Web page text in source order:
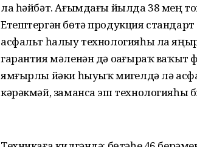
ла һәйбәт. Ағымдағы йылда 38 мең
Етештергән бөтә продукция
асфальт һалыу технологияһы ла
гарантия мәленән дә оҙағыраҡ ваҡыт
ямғырлы йәки һыуыҡ миҙгелдә лә
кәрәкмәй, заманса эш технологияһы